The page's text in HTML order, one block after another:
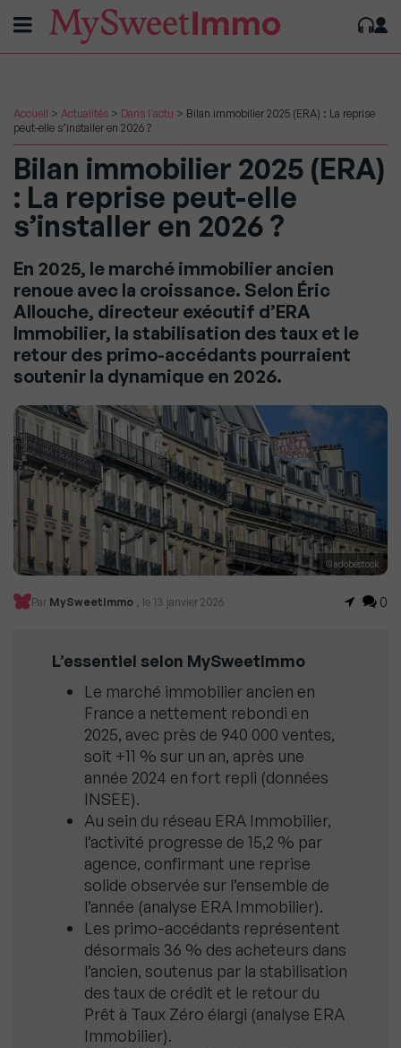
Accueil > Actualités > Dans l'actu > Bilan immobilier 2025 (ERA) : La reprise
peut-elle s’installer en 2026 ?
Bilan immobilier 2025 (ERA)
: La reprise peut-elle
s’installer en 2026 ?
En 2025, le marché immobilier ancien
renoue avec la croissance. Selon Éric
Allouche, directeur exécutif d’ERA
Immobilier, la stabilisation des taux et le
retour des primo-accédants pourraient
soutenir la dynamique en 2026.
© adobestock
Par MySweetImmo , le 13 janvier 2026 0
L’essentiel selon MySweetImmo
Le marché immobilier ancien en
France a nettement rebondi en
2025, avec près de 940 000 ventes,
soit +11 % sur un an, après une
année 2024 en fort repli (données
INSEE).
Au sein du réseau ERA Immobilier,
l’activité progresse de 15,2 % par
agence, confirmant une reprise
solide observée sur l’ensemble de
l’année (analyse ERA Immobilier).
Les primo-accédants représentent
désormais 36 % des acheteurs dans
l’ancien, soutenus par la stabilisation
des taux de crédit et le retour du
Prêt à Taux Zéro élargi (analyse ERA
Immobilier).